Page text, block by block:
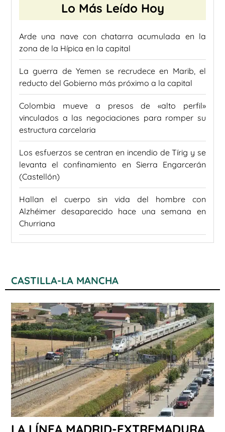
Lo Más Leído Hoy
Arde una nave con chatarra acumulada en la
zona de la Hípica en la capital
La guerra de Yemen se recrudece en Marib, el
reducto del Gobierno más próximo a la capital
Colombia mueve a presos de «alto perfil»
vinculados a las negociaciones para romper su
estructura carcelaria
Los esfuerzos se centran en incendio de Tírig y se
levanta el confinamiento en Sierra Engarcerán
(Castellón)
Hallan el cuerpo sin vida del hombre con
Alzhéimer desaparecido hace una semana en
Churriana
CASTILLA-LA MANCHA